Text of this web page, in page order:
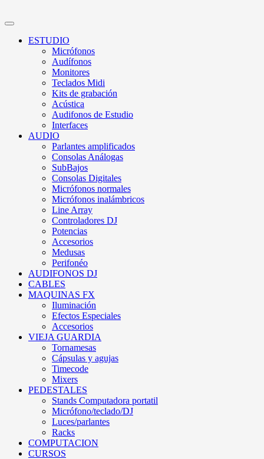
ESTUDIO
Micrófonos
Audífonos
Monitores
Teclados Midi
Kits de grabación
Acústica
Audifonos de Estudio
Interfaces
AUDIO
Parlantes amplificados
Consolas Análogas
SubBajos
Consolas Digitales
Micrófonos normales
Micrófonos inalámbricos
Line Array
Controladores DJ
Potencias
Accesorios
Medusas
Perifonéo
AUDIFONOS DJ
CABLES
MAQUINAS FX
Iluminación
Efectos Especiales
Accesorios
VIEJA GUARDIA
Tornamesas
Cápsulas y agujas
Timecode
Mixers
PEDESTALES
Stands Computadora portatil
Micrófono/teclado/DJ
Luces/parlantes
Racks
COMPUTACION
CURSOS